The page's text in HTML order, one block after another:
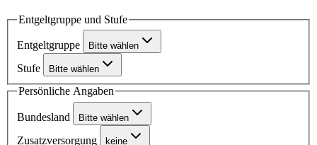
Entgeltgruppe und Stufe
Entgeltgruppe Bitte wählen
Stufe Bitte wählen
Persönliche Angaben
Bundesland Bitte wählen
Zusatzversorgung keine